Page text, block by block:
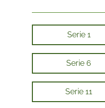
Serie 1
Serie 6
Serie 11